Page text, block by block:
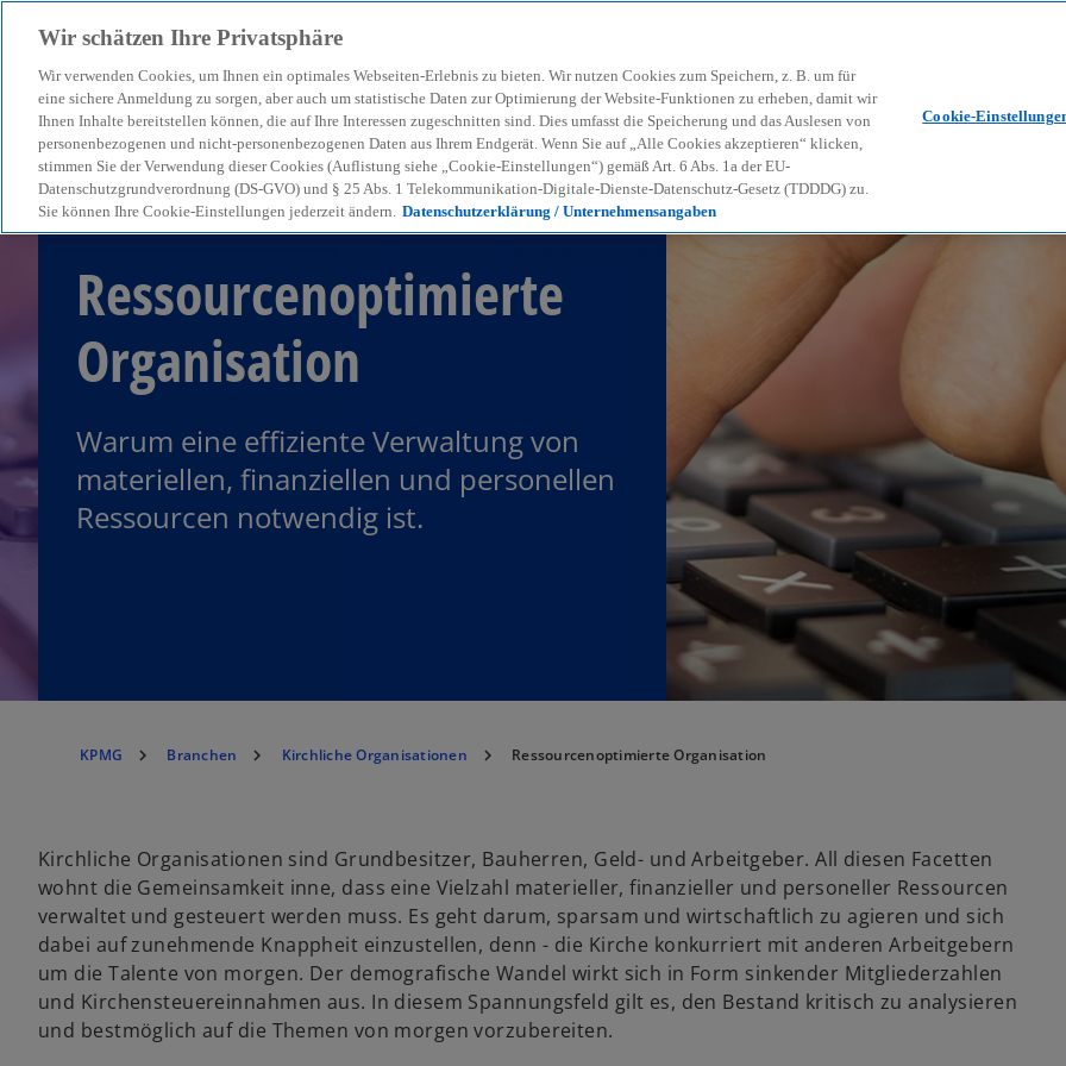
menu
Ressourcenoptimierte
Organisation
Warum eine effiziente Verwaltung von
materiellen, finanziellen und personellen
Ressourcen notwendig ist.
KPMG Branchen Kirchliche Organisationen Ressourcenoptimierte Organisation
Kirchliche Organisationen sind Grundbesitzer, Bauherren, Geld- und Arbeitgeber. All diesen Facetten
wohnt die Gemeinsamkeit inne, dass eine Vielzahl materieller, finanzieller und personeller Ressourcen
verwaltet und gesteuert werden muss. Es geht darum, sparsam und wirtschaftlich zu agieren und sich
dabei auf zunehmende Knappheit einzustellen, denn - die Kirche konkurriert mit anderen Arbeitgebern
um die Talente von morgen. Der demografische Wandel wirkt sich in Form sinkender Mitgliederzahlen
und Kirchensteuereinnahmen aus. In diesem Spannungsfeld gilt es, den Bestand kritisch zu analysieren
und bestmöglich auf die Themen von morgen vorzubereiten.
Wir schätzen Ihre Privatsphäre
Wir verwenden Cookies, um Ihnen ein optimales Webseiten-Erlebnis zu bieten. Wir nutzen Cookies zum Speichern, z. B. um für
eine sichere Anmeldung zu sorgen, aber auch um statistische Daten zur Optimierung der Website-Funktionen zu erheben, damit wir
Ihnen Inhalte bereitstellen können, die auf Ihre Interessen zugeschnitten sind. Dies umfasst die Speicherung und das Auslesen von
personenbezogenen und nicht-personenbezogenen Daten aus Ihrem Endgerät. Wenn Sie auf „Alle Cookies akzeptieren“ klicken,
stimmen Sie der Verwendung dieser Cookies (Auflistung siehe „Cookie-Einstellungen“) gemäß Art. 6 Abs. 1a der EU-
Datenschutzgrundverordnung (DS-GVO) und § 25 Abs. 1 Telekommunikation-Digitale-Dienste-Datenschutz-Gesetz (TDDDG) zu.
Sie können Ihre Cookie-Einstellungen jederzeit ändern. Datenschutzerklärung / Unternehmensangaben
Cookie-